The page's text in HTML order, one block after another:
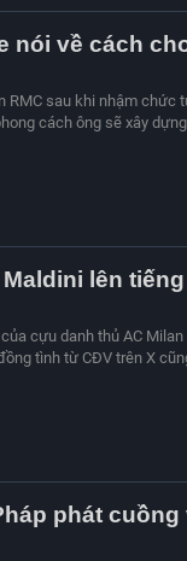
nói về cách
RMC sau khi nhậm chức
cách ông sẽ xây
lên
cựu danh thủ AC
tình từ CĐV trên X
phát cuồng